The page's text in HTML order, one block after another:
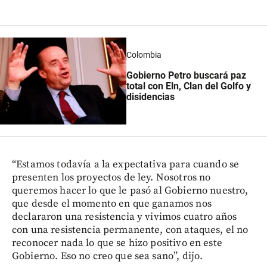
Colombia
Gobierno Petro buscará paz
total con Eln, Clan del Golfo y
disidencias
“Estamos todavía a la expectativa para cuando se
presenten los proyectos de ley. Nosotros no
queremos hacer lo que le pasó al Gobierno nuestro,
que desde el momento en que ganamos nos
declararon una resistencia y vivimos cuatro años
con una resistencia permanente, con ataques, el no
reconocer nada lo que se hizo positivo en este
Gobierno. Eso no creo que sea sano”, dijo.